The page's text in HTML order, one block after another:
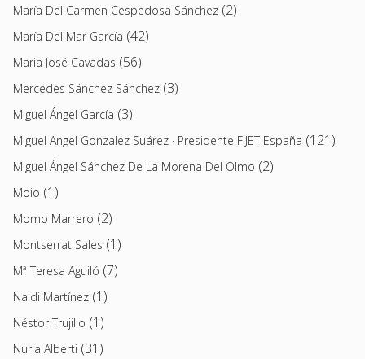
María Del Carmen Cespedosa Sánchez (2)
María Del Mar García (42)
Maria José Cavadas (56)
Mercedes Sánchez Sánchez (3)
Miguel Ángel García (3)
Miguel Angel Gonzalez Suárez · Presidente FIJET España (121)
Miguel Ángel Sánchez De La Morena Del Olmo (2)
Moio (1)
Momo Marrero (2)
Montserrat Sales (1)
Mª Teresa Aguiló (7)
Naldi Martínez (1)
Néstor Trujillo (1)
Nuria Alberti (31)